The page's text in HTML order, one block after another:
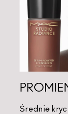
Średnie